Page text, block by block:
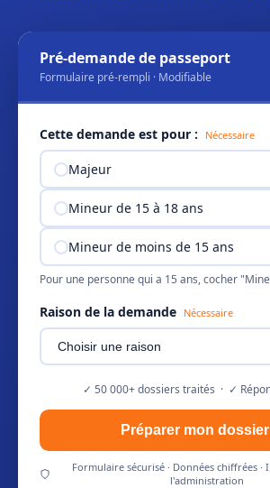
Pré-demande de passeport
Formulaire pré-rempli · Modifiable
Cette demande est pour : Nécessaire
Majeur
Mineur de 15 à 18 ans
Mineur de moins de 15 ans
Pour une personne qui a 15 ans, cocher
Raison de la demande Nécessaire
✓ 50 000+ dossiers traités · ✓
Préparer mon dossier
Formulaire sécurisé · Données chiffrées
l'administration